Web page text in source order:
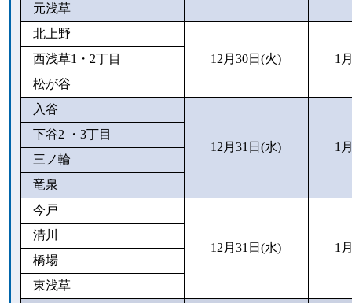
元浅草
北上野
12月30日(火)
1
西浅草1・2丁目
松が谷
入谷
12月31日(水) 1
下谷2 ・3丁目
三ノ輪
竜泉
今戸
12月31日(水) 1
清川
橋場
東浅草